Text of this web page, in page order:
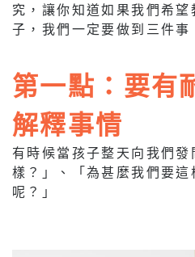
究，讓你知道如果我們希
子，我們一定要做到三件事
第一點：要有
解釋事情
有時候當孩子整天向我們
樣？」、「為甚麼我們要
呢？」